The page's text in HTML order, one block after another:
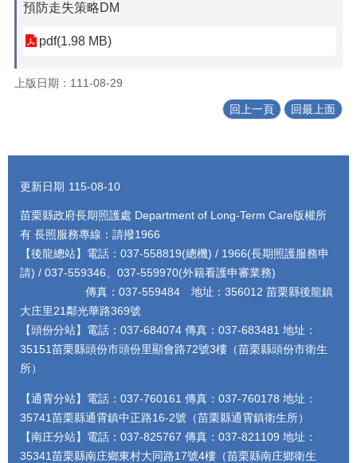
預防走失策略DM
pdf(1.98 MB)
上版日期：111-08-29
回上一頁 回最上面
:::
更新日期 115-08-10
苗栗縣政府長期照護處 Department of Long-Term Care版權所
有 長照服務專線：請撥1966
【後龍總站】電話：037-558819(總機) / 1966(長期照護服務申
請) / 037-559346、037-559970(外籍看護申審業務)
傳真：037-559484 地址：356012 苗栗縣後龍鎮
大庄里21鄰光華路369號
【頭份分站】電話：037-684074 傳真：037-683481 地址：
35151苗栗縣頭份市頭份里顯會路72號3樓（苗栗縣頭份市衛生
所）
【通霄分站】電話：037-760161 傳真：037-760178 地址：
35741苗栗縣通霄鎮中正路16-2號（苗栗縣通霄鎮衛生所）
【南庄分站】電話：037-825767 傳真：037-821109 地址：
35341苗栗縣南庄鄉東村大同路17號4樓（苗栗縣南庄鄉衛生